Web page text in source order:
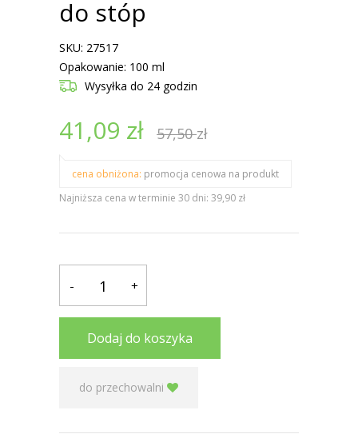
do stóp
SKU: 27517
Opakowanie: 100 ml
Wysyłka do 24 godzin
41,09 zł 57,50zł
cena obniżona: promocja cenowa na produkt
Najniższa cena w terminie 30 dni: 39,90 zł
- +
Dodaj do koszyka
do przechowalni